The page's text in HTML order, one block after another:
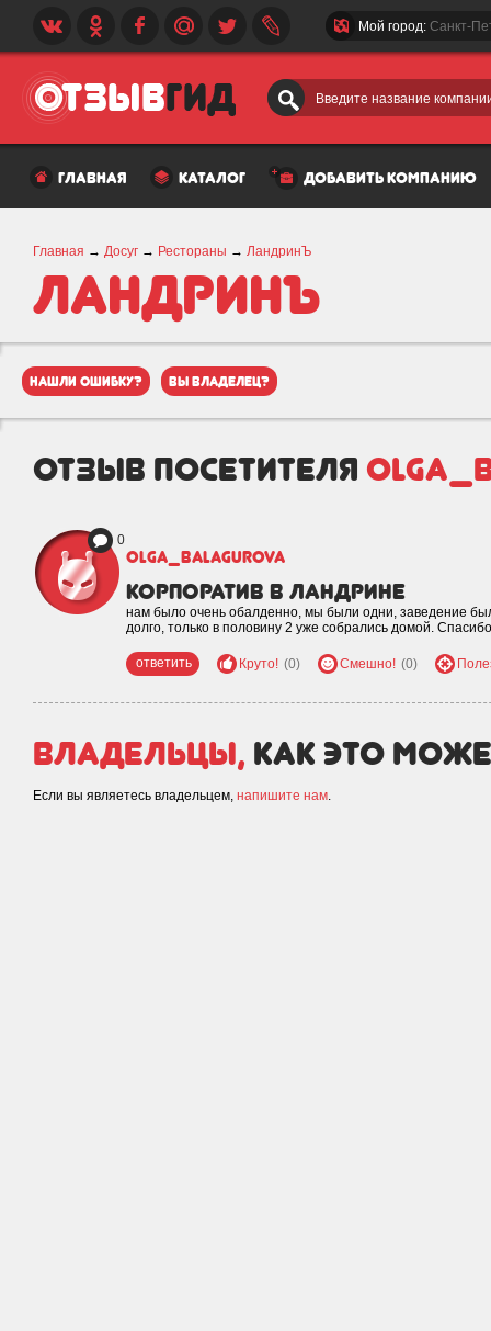
Введите название
Мой город: Санкт-
главная каталог добавить компанию
Главная → Досуг → Рестораны → ЛандринЪ
ЛандринЪ
нашли ошибку? вы владелец?
отзыв посетителя
0
olga_balagurova
корпоратив в Ландрине
нам было очень обалденно, мы были одни, заведение
долго, только в половину 2 уже собрались домой.
ответить Круто! (0) Смешно! (0)
Владельцы, как это
Если вы являетесь владельцем, напишите нам.